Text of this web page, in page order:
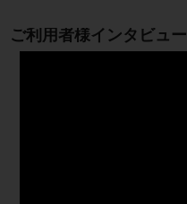
ご利用者様インタビュー